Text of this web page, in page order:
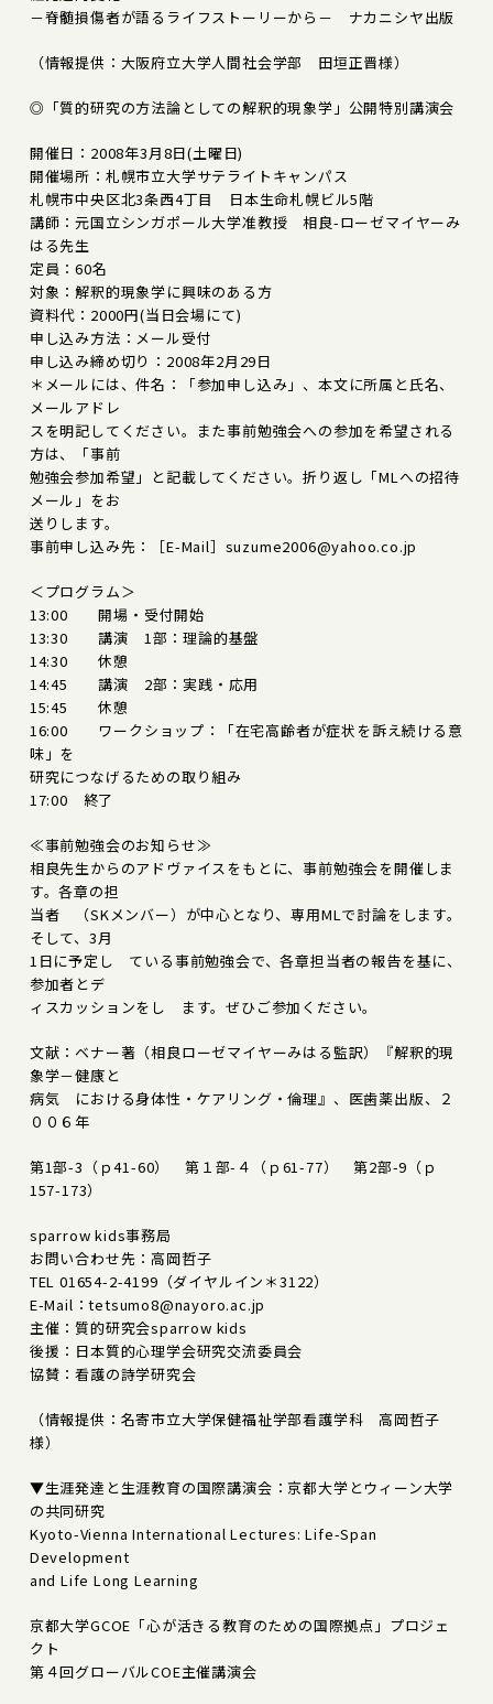
－脊髄損傷者が語るライフストーリーから－ ナカニシヤ出版
（情報提供：大阪府立大学人間社会学部 田垣正晋様）
◎「質的研究の方法論としての解釈的現象学」公開特別講演会
開催日：2008年3月8日(土曜日)
開催場所：札幌市立大学サテライトキャンパス
札幌市中央区北3条西4丁目 日本生命札幌ビル5階
講師：元国立シンガポール大学准教授 相良-ローゼマイヤーみ
はる先生
定員：60名
対象：解釈的現象学に興味のある方
資料代：2000円(当日会場にて)
申し込み方法：メール受付
申し込み締め切り：2008年2月29日
＊メールには、件名：「参加申し込み」、本文に所属と氏名、
メールアドレ
スを明記してください。また事前勉強会への参加を希望される
方は、「事前
勉強会参加希望」と記載してください。折り返し「MLへの招待
メール」をお
送りします。
事前申し込み先：［E-Mail］suzume2006@yahoo.co.jp
＜プログラム＞
13:00 開場・受付開始
13:30 講演 1部：理論的基盤
14:30 休憩
14:45 講演 2部：実践・応用
15:45 休憩
16:00 ワークショップ：「在宅高齢者が症状を訴え続ける意
味」を
研究につなげるための取り組み
17:00 終了
≪事前勉強会のお知らせ≫
相良先生からのアドヴァイスをもとに、事前勉強会を開催しま
す。各章の担
当者 （SKメンバー）が中心となり、専用MLで討論をします。
そして、3月
1日に予定し ている事前勉強会で、各章担当者の報告を基に、
参加者とデ
ィスカッションをし ます。ぜひご参加ください。
文献：ベナー著（相良ローゼマイヤーみはる監訳）『解釈的現
象学－健康と
病気 における身体性・ケアリング・倫理』、医歯薬出版、２
００６年
第1部-3（ｐ41-60） 第１部-４（ｐ61-77） 第2部-9（ｐ
157-173）
sparrow kids事務局
お問い合わせ先：高岡哲子
TEL 01654-2-4199（ダイヤルイン＊3122）
E-Mail：tetsumo8@nayoro.ac.jp
主催：質的研究会sparrow kids
後援：日本質的心理学会研究交流委員会
協賛：看護の詩学研究会
（情報提供：名寄市立大学保健福祉学部看護学科 高岡哲子
様）
▼生涯発達と生涯教育の国際講演会：京都大学とウィーン大学
の共同研究
Kyoto-Vienna International Lectures: Life-Span
Development
and Life Long Learning
京都大学GCOE「心が活きる教育のための国際拠点」プロジェ
クト
第４回グローバルCOE主催講演会